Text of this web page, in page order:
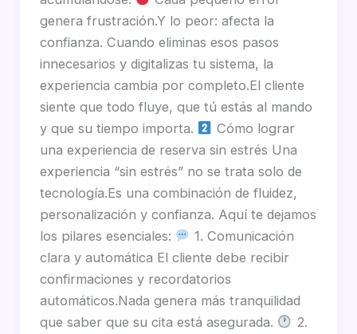
genera frustración.Y lo peor: afecta la
confianza. Cuando eliminas esos pasos
innecesarios y digitalizas tu sistema, la
experiencia cambia por completo.El cliente
siente que todo fluye, que tú estás al mando
y que su tiempo importa.
Cómo lograr
una experiencia de reserva sin estrés Una
experiencia “sin estrés” no se trata solo de
tecnología.Es una combinación de fluidez,
personalización y confianza. Aquí te dejamos
los pilares esenciales:
1. Comunicación
clara y automática El cliente debe recibir
confirmaciones y recordatorios
automáticos.Nada genera más tranquilidad
que saber que su cita está asegurada.
2.